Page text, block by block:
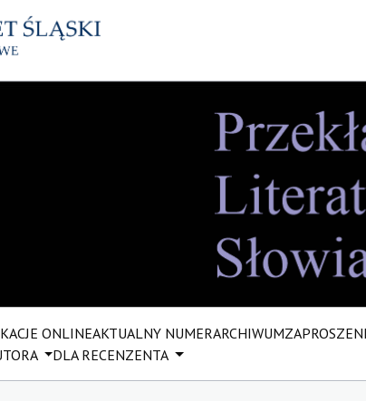
ONLINEAKTUALNY NUMERARCHIWUM
DLA RECENZENTA